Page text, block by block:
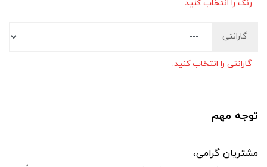
رنگ را انتخاب کنید.
گارانتی
گارانتی را انتخاب کنید.
توجه مهم
مشتریان گرامی،